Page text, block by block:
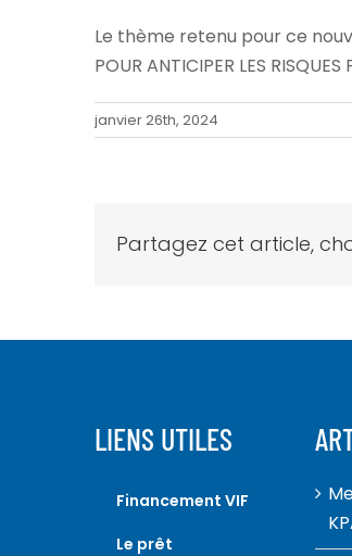
Le thème retenu pour ce
POUR ANTICIPER LES
janvier 26th, 2024
Partagez cet article,
LIENS UTILES
Financement VIF
Le prêt